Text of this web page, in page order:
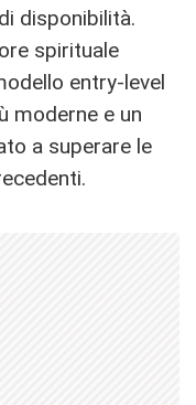
disponibilità.
spirituale
entry-level
moderne e un
a superare le